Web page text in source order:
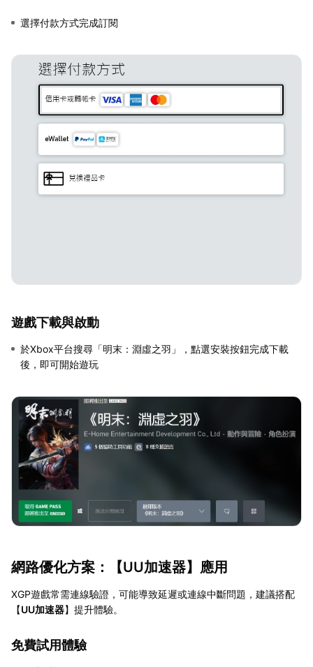
選擇付款方式完成訂閱
遊戲下載與啟動
於Xbox平台搜尋「明末：淵虛之羽」，點選安裝按鈕完成下載
後，即可開始遊玩
網路優化方案：【UU加速器】應用
XGP遊戲常需連線驗證，可能導致延遲或連線中斷問題，建議搭配
【UU加速器】提升體驗。
免費試用體驗